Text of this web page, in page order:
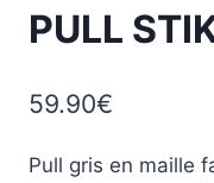
PULL
59.90€
Pull gris en maille